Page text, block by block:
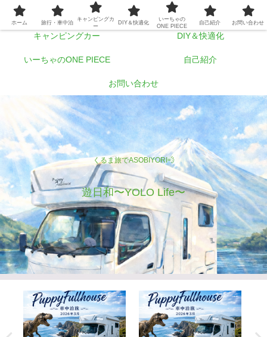
くるま旅でASOBIYORI💨
遊日和〜YOLO Life〜
ホーム 旅行・車中泊
キャンピングカー DIY＆快適化
いーちゃのONE PIECE 自己紹介
お問い合わせ
ホーム 旅行・車中泊
キャンピングカ
ー
DIY＆快適化
いーちゃの
ONE PIECE
自己紹介 お問い合わせ